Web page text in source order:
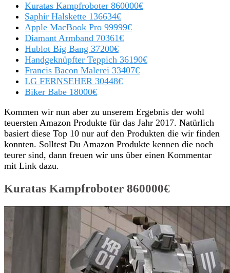
Kuratas Kampfroboter 860000€
Saphir Halskette 136634€
Apple MacBook Pro 99999€
Diamant Armband 70361€
Hublot Big Bang 37200€
Handgeknüpfter Teppich 36190€
Francis Bacon Malerei 33407€
LG FERNSEHER 30448€
Biker Babe 18000€
Kommen wir nun aber zu unserem Ergebnis der wohl
teuersten Amazon Produkte für das Jahr 2017. Natürlich
basiert diese Top 10 nur auf den Produkten die wir finden
konnten. Solltest Du Amazon Produkte kennen die noch
teurer sind, dann freuen wir uns über einen Kommentar
mit Link dazu.
Kuratas Kampfroboter 860000€